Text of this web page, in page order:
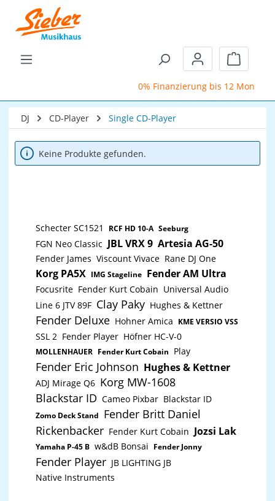
Zum Hauptinhalt springen
0% Finanzierung bis 12 Monate
DJ CD-Player Single CD-Player
Keine Produkte gefunden.
Schecter SC1521 RCF HD 10-A Seeburg
FGN Neo Classic JBL VRX 9 Artesia AG-50
Fender James Viscount Vivace Rane DJ One
Korg PA5X IMG Stageline Fender AM Ultra
Focusrite Fender Kurt Cobain Universal Audio
Line 6 JTV 89F Clay Paky Hughes & Kettner
Fender Deluxe Hohner Amica KME VERSIO VSS
SSL 2 Fender Player Höfner HC-V-0
MOLLENHAUER Fender Kurt Cobain Play
Fender Eric Johnson Hughes & Kettner
ADJ Mirage Q6 Korg MW-1608
Blackstar ID Cameo Pixbar Blackstar ID
Zomo Deck Stand Fender Britt Daniel
Rickenbacker Fender Kurt Cobain Jozsi Lak
Yamaha P-45 B w&dB Bonsai Fender Jonny
Fender Player JB LIGHTING JB
Native Instruments